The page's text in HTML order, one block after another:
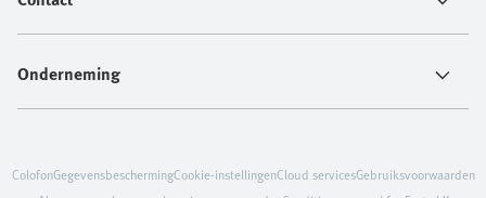
Onderneming
ColofonGegevensbeschermingCookie-instellingenCloud servicesGebruiksvoorwaarden